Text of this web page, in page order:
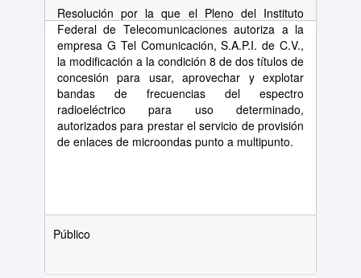
Resolución por la que el Pleno del Instituto
Federal de Telecomunicaciones autoriza a la
empresa G Tel Comunicación, S.A.P.I. de C.V.,
la modificación a la condición 8 de dos títulos de
concesión para usar, aprovechar y explotar
bandas de frecuencias del espectro
radioeléctrico para uso determinado,
autorizados para prestar el servicio de provisión
de enlaces de microondas punto a multipunto.
Público